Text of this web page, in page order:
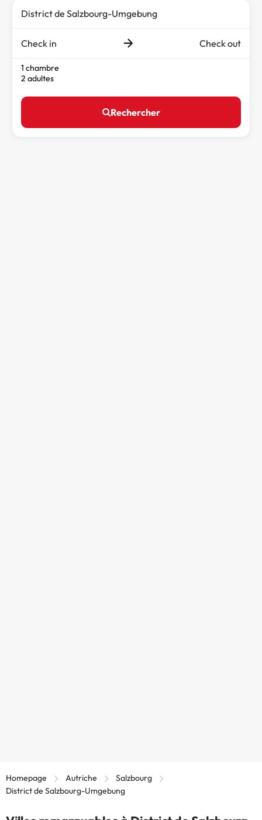
Check in Check out
1 chambre
2 adultes
Rechercher
Homepage Autriche
Salzbourg
District de Salzbourg-Umgebung